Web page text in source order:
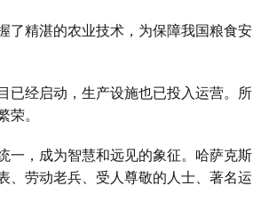
了精湛的农业技术，为保障我国粮食安
已经启动，生产设施也已投入运营。所
。
一，成为智慧和远见的象征。哈萨克斯
、劳动老兵、受人尊敬的人士、著名运